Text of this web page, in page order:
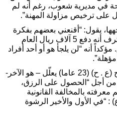
في مديرية شعوب، رغم أنه لم
على ترخيص مزاولة المهنة”.
يقول: “أقنعني بعضهم بفكرة
دفع المال مقابل الاستمرار، ويعترف أنه دفع 5 آلاف ريال العام
لمفتش. مؤكداً أنه “لن يلجأ هو أو أحد أفراد
مالك عيادة (…) في منطقة مذبح (ع . ح) (23 عاما) يعلّل – هو الآخر-
أجل “الحصول على الرزق،
بالمخالفة القانونية
: “في الأول والأخير الرشوة